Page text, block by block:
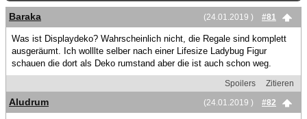
(24.01.2019 ) #81
Baraka
Was ist Displaydeko? Wahrscheinlich nicht, die Regale sind komplett
ausgeräumt. Ich wolllte selber nach einer Lifesize Ladybug Figur
schauen die dort als Deko rumstand aber die ist auch schon weg.
Spoilers
Zitieren
(24.01.2019 )
#82
Aludrum